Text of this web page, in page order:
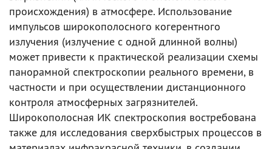
происхождения) в атмосфере. Использование
импульсов широкополосного когерентного
излучения (излучение с одной длинной волны)
может привести к практической реализации схемы
панорамной спектроскопии реального времени, в
частности и при осуществлении дистанционного
контроля атмосферных загрязнителей.
Широкополосная ИК спектроскопия востребована
также для исследования сверхбыстрых процессов в